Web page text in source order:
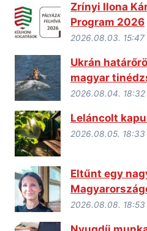
Zrínyi Ilona
Program 2026
2026.08.03. 15:47
Ukrán
magyar
2026.08.04. 18:32
Leláncolt
2026.08.05. 18:33
Eltűnt egy
2026.08.08. 18:53